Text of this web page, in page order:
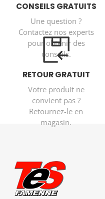
CONSEILS GRATUITS
Une question ?
Contactez nos experts
pour obtenir des
conseils.
RETOUR GRATUIT
Votre produit ne
convient pas ?
Retournez-le en
magasin.